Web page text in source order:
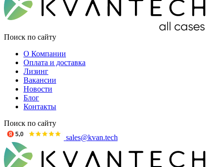
Поиск по сайту
О Компании
Оплата и доставка
Лизинг
Вакансии
Новости
Блог
Контакты
Поиск по сайту
sales@kvan.tech